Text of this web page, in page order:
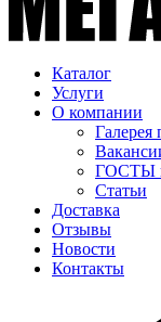
Каталог
Услуги
О компании
Галерея
ГОСТЫ
Статьи
Доставка
Отзывы
Новости
Контакты